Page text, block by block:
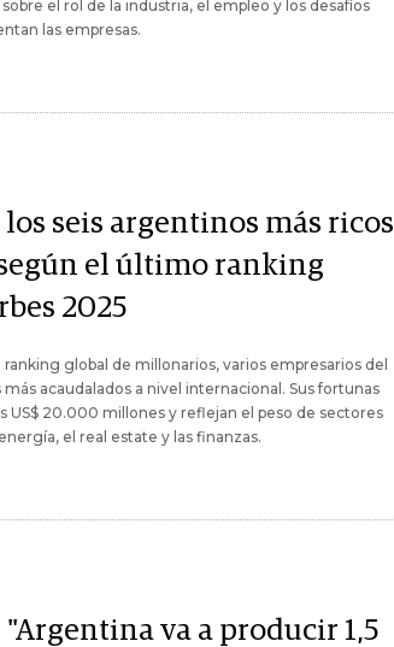
el rol de la industria, el empleo y los desafíos
las empresas.
los seis argentinos más ricos
el último ranking
2025
global de millonarios, varios empresarios del
acaudalados a nivel internacional. Sus fortunas
US$ 20.000 millones y reflejan el peso de sectores
el real estate y las finanzas.
"Argentina va a producir 1,5